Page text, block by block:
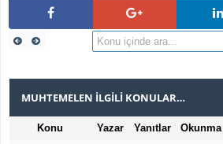
MUHTEMELEN İLGILI KONULAR…
Konu Yazar Yanıtlar Okunma